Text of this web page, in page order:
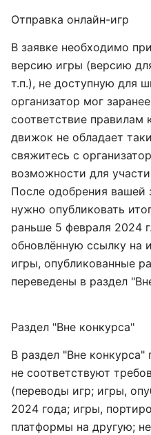
Отправка онлайн-игр
В заявке необходимо
версию игры (версию
т.п.), не доступную для
организатор мог
соответствие правилам
движок не обладает
свяжитесь с
возможности для
После одобрения вашей
нужно опубликовать
раньше 5 февраля 2024
обновлённую ссылку на
игры, опубликованные
переведены в раздел
Раздел "Вне конкурса"
В раздел "Вне
не соответствуют
(переводы игр; игры,
2024 года; игры,
платформы на другую;